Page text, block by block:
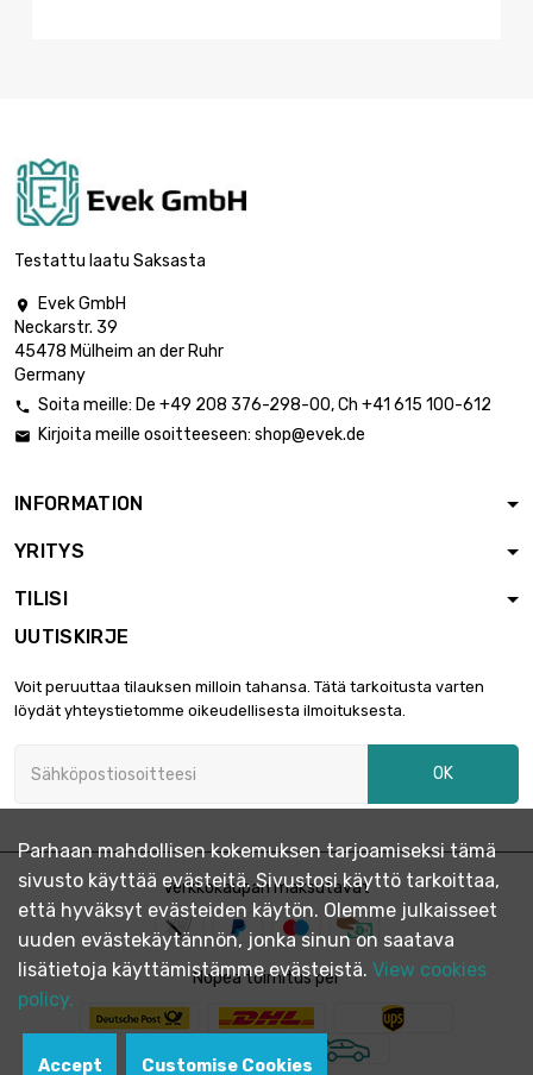
Testattu laatu Saksasta

Evek GmbH
Neckarstr. 39
45478 Mülheim an der Ruhr
Germany
 Soita meille: De +49 208 376-298-00, Ch +41 615 100-612
 Kirjoita meille osoitteeseen: shop@evek.de
INFORMATION
YRITYS
TILISI
UUTISKIRJE
Voit peruuttaa tilauksen milloin tahansa. Tätä tarkoitusta varten
löydät yhteystietomme oikeudellisesta ilmoituksesta.
OK
Verkkokaupan maksutavat
Nopea toimitus per
Parhaan mahdollisen kokemuksen tarjoamiseksi tämä
sivusto käyttää evästeitä. Sivustosi käyttö tarkoittaa,
että hyväksyt evästeiden käytön. Olemme julkaisseet
uuden evästekäytännön, jonka sinun on saatava
lisätietoja käyttämistämme evästeistä. View cookies
policy.
Accept Customise Cookies